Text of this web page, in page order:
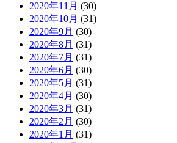
2020年11月 (30)
2020年10月 (31)
2020年9月 (30)
2020年8月 (31)
2020年7月 (31)
2020年6月 (30)
2020年5月 (31)
2020年4月 (30)
2020年3月 (31)
2020年2月 (30)
2020年1月 (31)